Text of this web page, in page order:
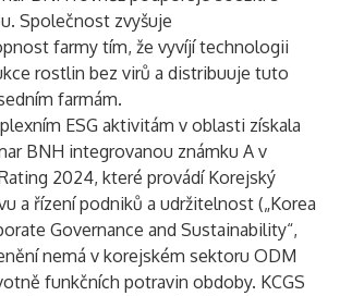
Společnost zvyšuje
farmy tím, že vyvíjí technologii
rostlin bez virů a distribuuje tuto
farmám.
ESG aktivitám v oblasti získala
BNH integrovanou známku A v
2024, které provádí Korejský
a řízení podniků a udržitelnost („Korea
Governance and Sustainability“,
nemá v korejském sektoru ODM
funkčních potravin obdoby. KCGS